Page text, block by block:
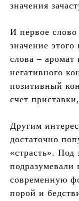
значения
И первое
значение
слова – аромат
негативного
позитивный
счет
Другим
достаточно
«страсть».
подразумевали
современную
порой и